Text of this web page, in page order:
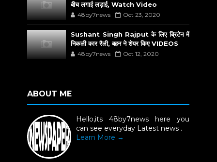
बीच लगाई लड़ाई, Watch Video
48by7news Oct 23, 2020
Sushant Singh Rajput के लिए ब्रिटेन में
निकली कार रैली, बहन ने शेयर किए VIDEOS
48by7news Oct 12, 2020
ABOUT ME
Hello,its 48by7news here you
can see everyday Latest news .
Learn More →